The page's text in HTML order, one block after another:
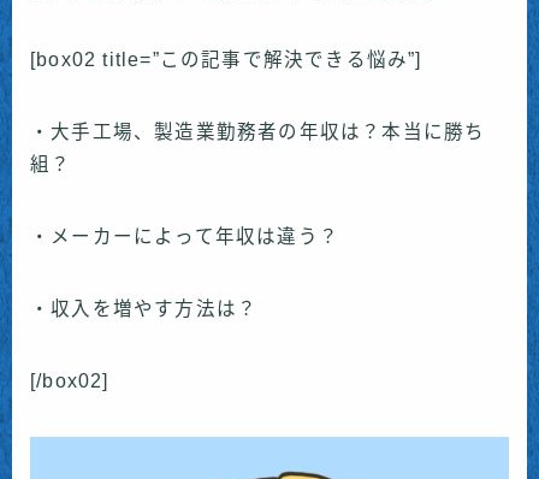
[box02 title=”この記事で解決できる悩み”]
・大手工場、製造業勤務者の年収は？本当に勝ち
組？
・メーカーによって年収は違う？
・収入を増やす方法は？
[/box02]